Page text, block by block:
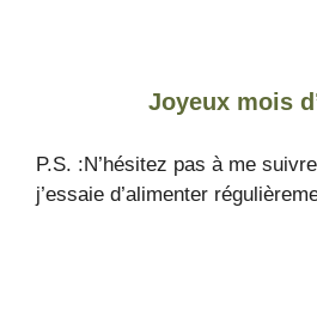
Joyeux mois
P.S. :N’hésitez pas à me
j’essaie d’alimenter